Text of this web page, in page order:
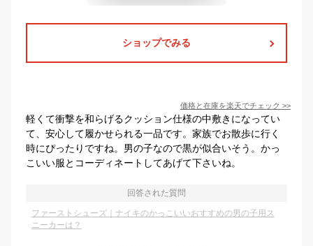
ショップでみる
価格と在庫を楽天でチェック >>
軽くて衝撃を和らげるクッション仕様の中敷きになってい
て、安心して履かせられる一品です。家族でお散歩に行く
時にぴったりですね。男の子なので黒が似合いそう。かっ
こいい服とコーディネートしてあげて下さいね。
回答された質問
ファーストシューズ｜ナイキのかっこいいおすすめの男の子用ス
ニーカーは？